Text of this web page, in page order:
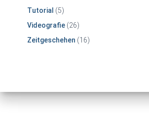
Tutorial (5)
Videografie (26)
Zeitgeschehen (16)